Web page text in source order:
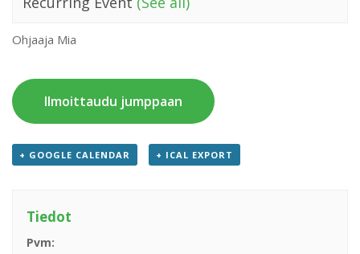
Ohjaaja Mia
Ilmoittaudu jumppaan
+ GOOGLE CALENDAR + ICAL EXPORT
Tiedot
Pvm: